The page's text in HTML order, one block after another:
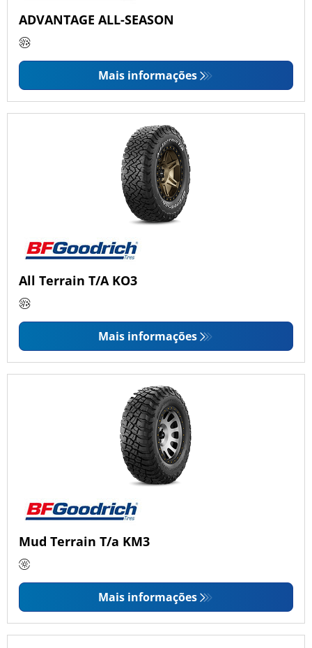
ADVANTAGE ALL-SEASON
Mais informações
All Terrain T/A KO3
Mais informações
Mud Terrain T/a KM3
Mais informações